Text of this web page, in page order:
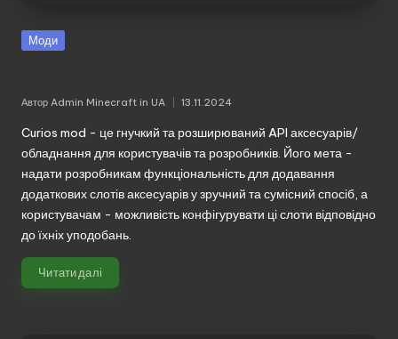
Моди
Опубліковано
Автор Admin Minecraft in UA 13.11.2024
Curios mod - це гнучкий та розширюваний API аксесуарів/
обладнання для користувачів та розробників. Його мета -
надати розробникам функціональність для додавання
додаткових слотів аксесуарів у зручний та сумісний спосіб, а
користувачам - можливість конфігурувати ці слоти відповідно
до їхніх уподобань.
Читати далі